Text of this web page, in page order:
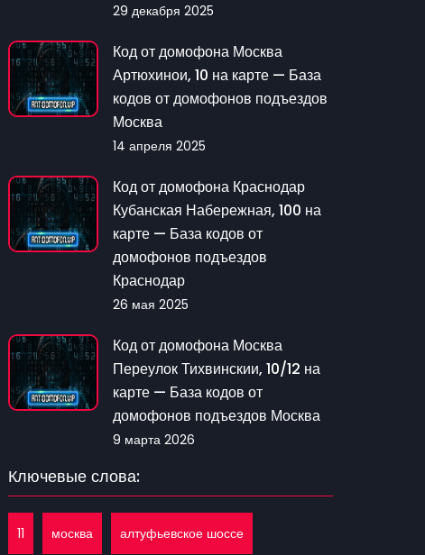
29 декабря 2025
Код от домофона Москва
Артюхинои, 10 на карте — База
кодов от домофонов подъездов
Москва
14 апреля 2025
Код от домофона Краснодар
Кубанская Набережная, 100 на
карте — База кодов от
домофонов подъездов
Краснодар
26 мая 2025
Код от домофона Москва
Переулок Тихвинскии, 10/12 на
карте — База кодов от
домофонов подъездов Москва
9 марта 2026
Ключевые слова:
11 москва алтуфьевское шоссе